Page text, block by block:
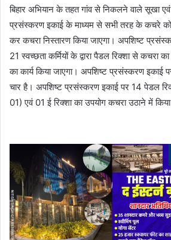
बिहार अभियान के तहत गांव से निकलने वाले सूखा
प्रसंस्करण इकाई के माध्यम से सभी तरह के कचरे
कर कचरा निस्तारण किया जाएगा। अपशिष्ट
21 स्वच्छता कर्मियों के द्वारा पैडल रिक्शा से कचरा
का कार्य किया जाएगा। अपशिष्ट प्रसंस्करण इकाई
चार है। अपशिष्ट प्रसंस्करण इकाई पर 14 पेडल
01) एवं 01 ई रिक्शा का उपयोग कचरा उठाने में